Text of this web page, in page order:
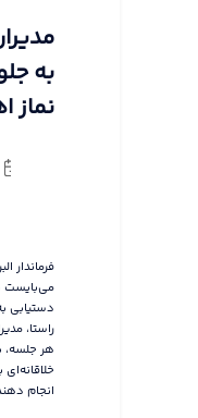
به
نماز
فرماندار
می‌بایست
دستیابی
راستا،
هر جلسه،
انجام